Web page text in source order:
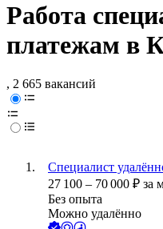
Работа
платежам в
, 2 665 вакансий
Специалист
27 100 – 70 000 ₽ за
Без опыта
Можно удалённо